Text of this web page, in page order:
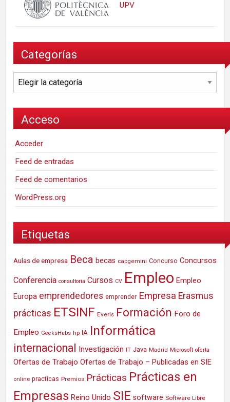
UPV
Categorías
Categorías
Acceso
Acceder
Feed de entradas
Feed de comentarios
WordPress.org
Etiquetas
Aulas de empresa Beca becas capgemini Concurso Concursos
Conferencia consultoria Cursos CV Empleo Empleo
Europa emprendedores emprender Empresa Erasmus
prácticas ETSINF Everis Formación Foro de
Empleo GeeksHubs hp IA Informática
internacional Investigación IT Java Madrid Microsoft oferta
Ofertas de Trabajo Ofertas de Trabajo – Publicadas en SIE
online practicas Premios Prácticas Prácticas en
Empresas Reino Unido SIE software Software Libre